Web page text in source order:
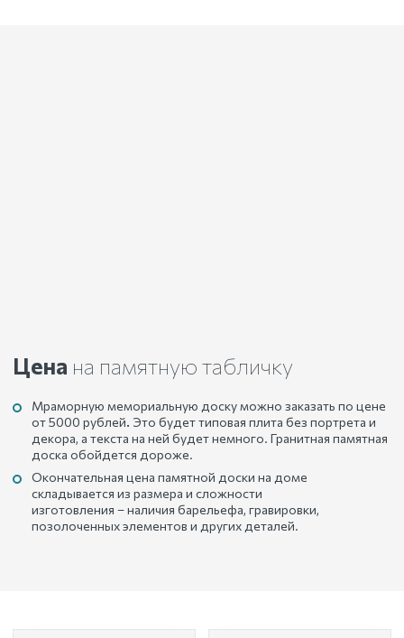
Цена на памятную табличку
Мраморную мемориальную доску можно заказать по цене
от 5000 рублей. Это будет типовая плита без портрета и
декора, а текста на ней будет немного. Гранитная памятная
доска обойдется дороже.
Окончательная цена памятной доски на доме
складывается из размера и сложности
изготовления – наличия барельефа, гравировки,
позолоченных элементов и других деталей.